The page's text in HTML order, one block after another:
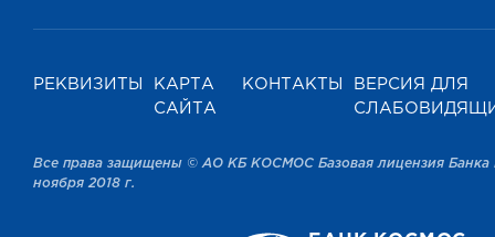
РЕКВИЗИТЫ
КАРТА
САЙТА
КОНТАКТЫ
ВЕРСИЯ ДЛЯ
Все права защищены © АО КБ КОСМОС Базовая лицензия Банка
ноября 2018 г.